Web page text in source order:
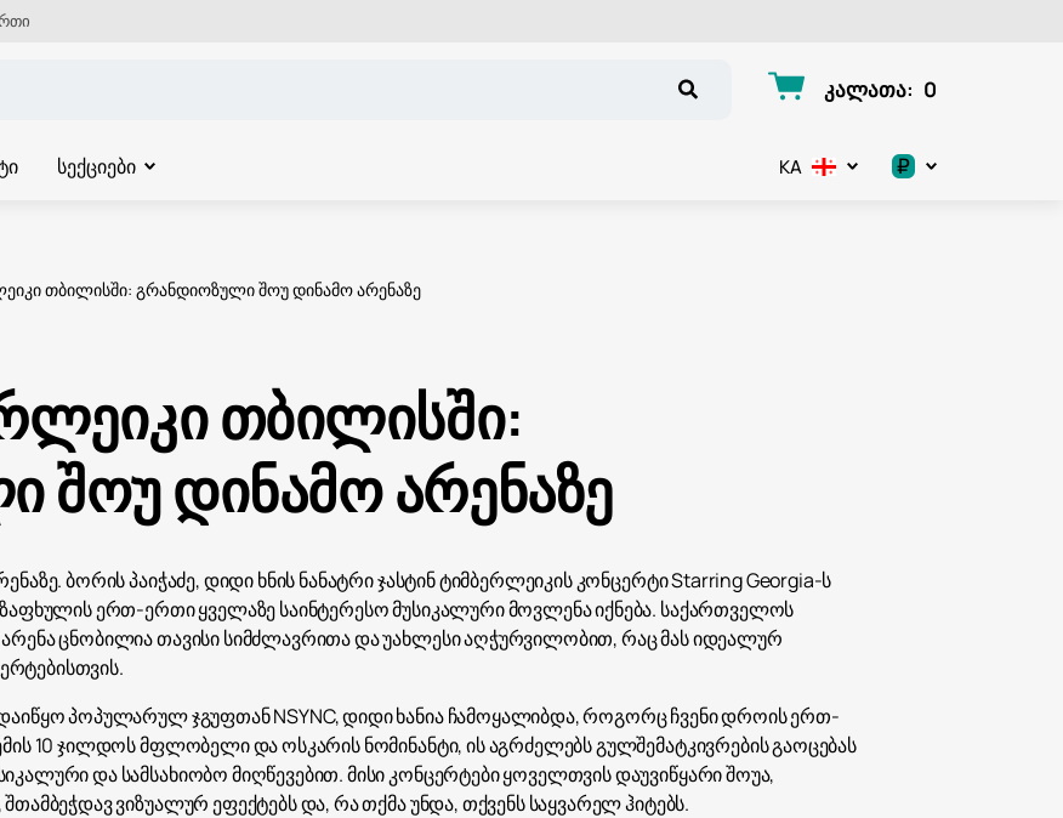
კალათა: 0
სექციები KA ₽
თბილისში: გრანდიოზული შოუ დინამო არენაზე
თბილისში:
შოუ დინამო არენაზე
ბორის პაიჭაძე, დიდი ხნის ნანატრი ჯასტინ ტიმბერლეიკის კონცერტი Starring Georgia-ს
ერთ-ერთი ყველაზე საინტერესო მუსიკალური მოვლენა იქნება. საქართველოს
ცნობილია თავისი სიმძლავრითა და უახლესი აღჭურვილობით, რაც მას იდეალურ
პოპულარულ ჯგუფთან NSYNC, დიდი ხანია ჩამოყალიბდა, როგორც ჩვენი დროის ერთ-
10 ჯილდოს მფლობელი და ოსკარის ნომინანტი, ის აგრძელებს გულშემატკივრების გაოცებას
და სამსახიობო მიღწევებით. მისი კონცერტები ყოველთვის დაუვიწყარი შოუა,
ვიზუალურ ეფექტებს და, რა თქმა უნდა, თქვენს საყვარელ ჰიტებს.